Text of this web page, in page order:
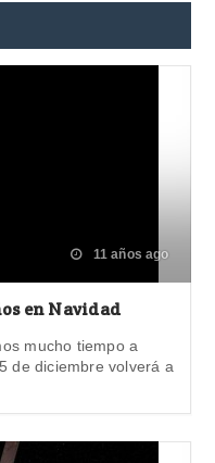
11 años ago
en Navidad
mucho tiempo a
de diciembre volverá a